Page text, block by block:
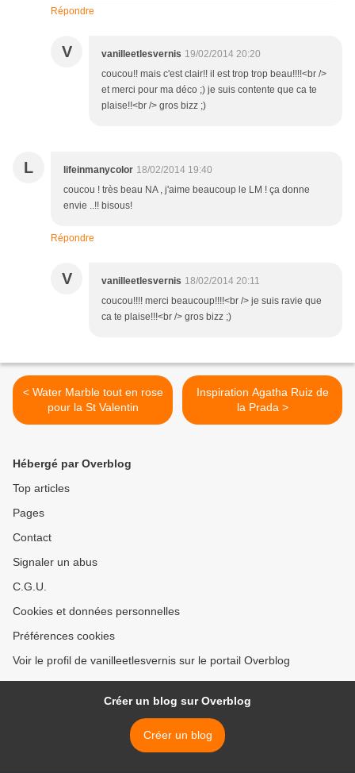
Répondre
V vanilleetlesvernis 19/02/2014 20:20
coucou!! mais c'est clair!! il est trop trop beau!!!!<br />
et merci pour ma déco ;) je suis contente que ca te
plaise!!<br /> gros bizz ;)
L lifeinmanycolor 18/02/2014 19:40
coucou ! très beau NA , j'aime beaucoup le LM ! ça donne
envie ..!! bisous!
Répondre
V vanilleetlesvernis 18/02/2014 20:11
coucou!!!! merci beaucoup!!!!<br /> je suis ravie que
ca te plaise!!!<br /> gros bizz ;)
< Water Marble tout en rose
pour la St Valentin
Inspiration Agatha Ruiz de
la Prada >
Hébergé par Overblog
Top articles
Pages
Contact
Signaler un abus
C.G.U.
Cookies et données personnelles
Préférences cookies
Voir le profil de vanilleetlesvernis sur le portail Overblog
Créer un blog sur Overblog
Créer un blog